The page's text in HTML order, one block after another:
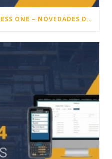
LISA WMS PARA SAP BUSINESS ONE – NOVEDADES DE LA VERSIÓN 26.1